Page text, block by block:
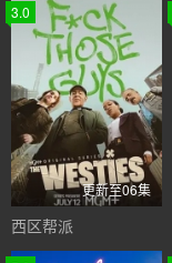
3.0
更新至06集
西区帮派